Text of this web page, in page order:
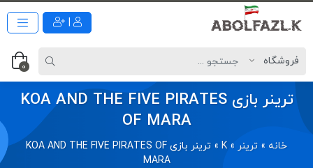
0
ترینر بازی KOA AND THE FIVE PIRATES
OF MARA
خانه » ترینر »
K
»
ترینر بازی KOA AND THE FIVE PIRATES OF
MARA